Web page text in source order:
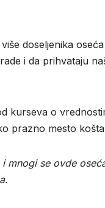
doseljenika
i da prihvataju
kurseva o
prazno mesto
mnogi se ovde